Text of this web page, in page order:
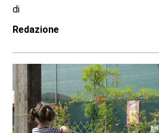
bus sostitutivi e
Express
Redazione